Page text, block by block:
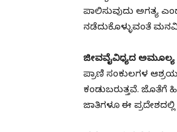
ಪಾಲಿಸುವುದು ಅಗತ್ಯ
ನಡೆದುಕೊಳ್ಳುವಂತೆ
ಜೀವವೈವಿಧ್ಯದ ಅಮೂಲ್ಯ
ಪ್ರಾಣಿ ಸಂಕುಲಗಳ
ಕಂಡುಬರುತ್ತವೆ.
ಜಾತಿಗಳೂ ಈ ಪ್ರದೇಶದಲ್ಲಿ